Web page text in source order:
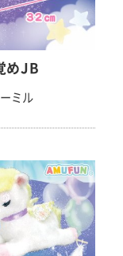
めJB
ミル